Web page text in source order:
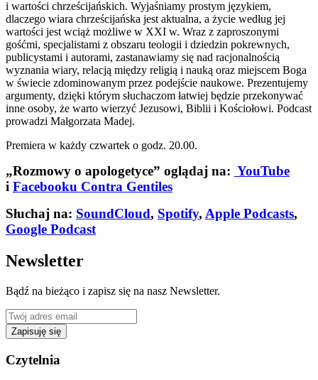
i wartości chrześcijańskich. Wyjaśniamy prostym językiem,
dlaczego wiara chrześcijańska jest aktualna, a życie według jej
wartości jest wciąż możliwe w XXI w. Wraz z zaproszonymi
gośćmi, specjalistami z obszaru teologii i dziedzin pokrewnych,
publicystami i autorami, zastanawiamy się nad racjonalnością
wyznania wiary, relacją między religią i nauką oraz miejscem Boga
w świecie zdominowanym przez podejście naukowe. Prezentujemy
argumenty, dzięki którym słuchaczom łatwiej będzie przekonywać
inne osoby, że warto wierzyć Jezusowi, Biblii i Kościołowi. Podcast
prowadzi Małgorzata Madej.
Premiera w każdy czwartek o godz. 20.00.
„Rozmowy o apologetyce” oglądaj na: YouTube
i Facebooku Contra Gentiles
Słuchaj na: SoundCloud, Spotify, Apple Podcasts,
Google Podcast
Newsletter
Bądź na bieżąco i zapisz się na nasz Newsletter.
Zapisuję się
Czytelnia